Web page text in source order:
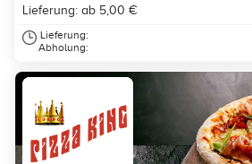
Lieferung: ab 5,00 €
Lieferung:
Abholung: